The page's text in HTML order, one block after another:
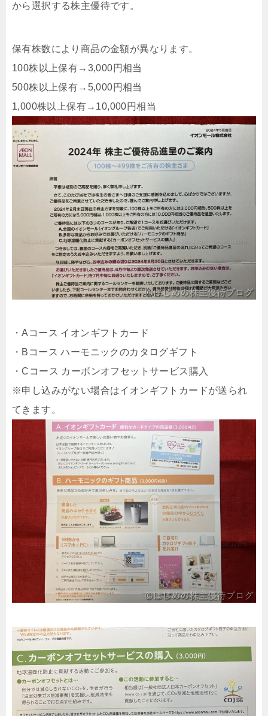
から選択する株主優待です。
保有株数により商品の金額が異なります。
100株以上保有→3,000円相当
500株以上保有→5,000円相当
1,000株以上保有→10,000円相当
・Aコース イオンギフトカード
・Bコース ハーモニックのカタログギフト
・Cコース カーボンオフセットサービス購入
※申し込みがない場合はイオンギフトカードが送られ
てきます。